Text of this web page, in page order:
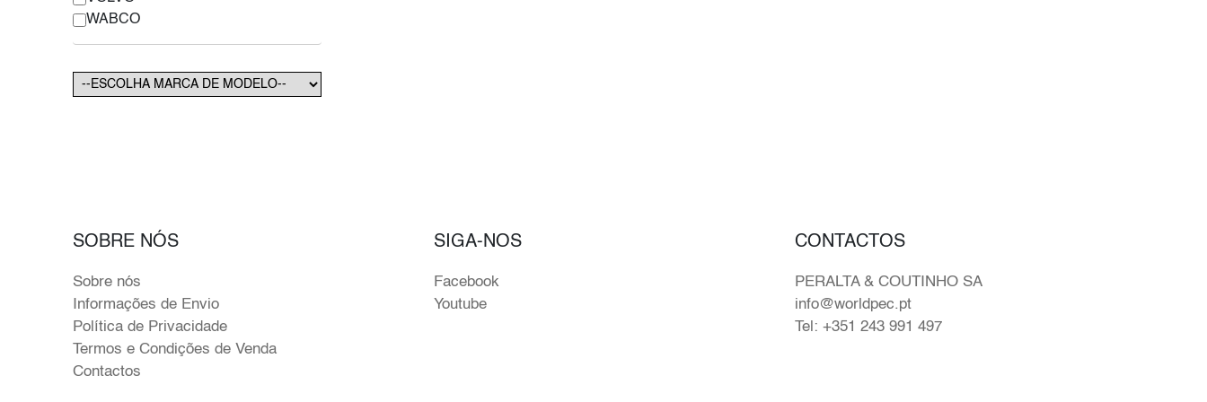
WABCO
SOBRE NÓS
Sobre nós
Informações de Envio
Política de Privacidade
Termos e Condições de Venda
Contactos
SIGA-NOS
Facebook
Youtube
CONTACTOS
PERALTA & COUTINHO SA
info@worldpec.pt
Tel: +351 243 991 497